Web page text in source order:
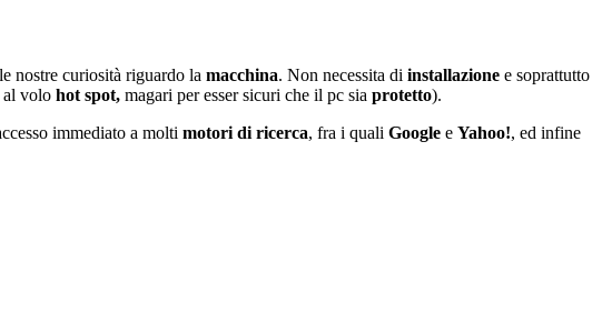
le nostre curiosità riguardo la macchina. Non necessita di installazione e soprattutto
al volo hot spot, magari per esser sicuri che il pc sia protetto).
immediato a molti motori di ricerca, fra i quali Google e Yahoo!, ed infine